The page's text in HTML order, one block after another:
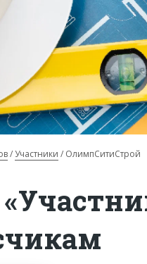
Участники ОлимпСитиСтрой